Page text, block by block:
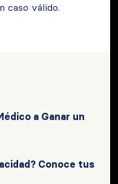
caso válido.
a Ganar un
Conoce tus